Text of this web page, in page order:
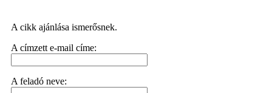
A cikk ajánlása ismerősnek.
A címzett e-mail címe:
A feladó neve: